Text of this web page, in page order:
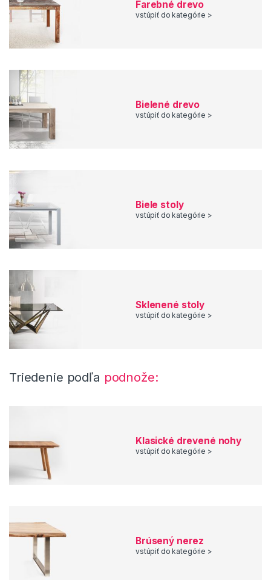
Farebné drevo
vstúpiť do kategórie >
Bielené drevo
vstúpiť do kategórie >
Biele stoly
vstúpiť do kategórie >
Sklenené stoly
vstúpiť do kategórie >
Triedenie podľa podnože:
Klasické drevené nohy
vstúpiť do kategórie >
Brúsený nerez
vstúpiť do kategórie >